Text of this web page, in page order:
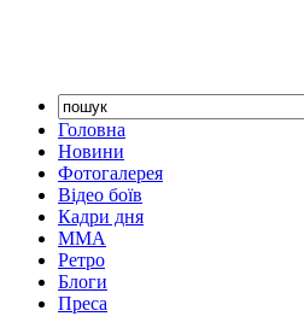
Головна
Новини
Фотогалерея
Відео боїв
Кадри дня
ММА
Ретро
Блоги
Преса